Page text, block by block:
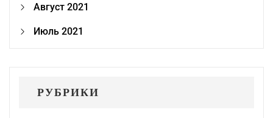
Август 2021
Июль 2021
РУБРИКИ